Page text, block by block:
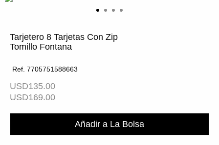
Tarjetero 8 Tarjetas Con Zip
Tomillo Fontana
Ref. 7705751588663
USD135.00
USD169.00
Añadir a La Bolsa